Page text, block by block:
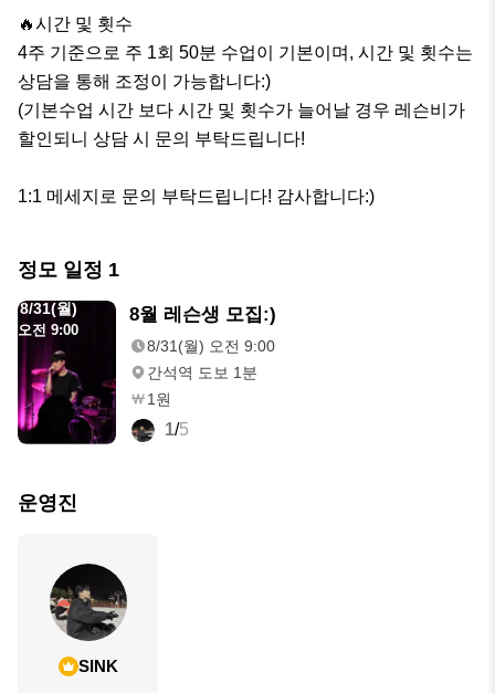
🔥시간 및 횟수
4주 기준으로 주 1회 50분 수업이 기본이며, 시간 및 횟수는
상담을 통해 조정이 가능합니다:)
(기본수업 시간 보다 시간 및 횟수가 늘어날 경우 레슨비가
할인되니 상담 시 문의 부탁드립니다!
1:1 메세지로 문의 부탁드립니다! 감사합니다:)
정모 일정 1
8/31(월)
오전 9:00
8월 레슨생 모집:)
8/31(월) 오전 9:00
간석역 도보 1분
1원
1/5
운영진
SINK